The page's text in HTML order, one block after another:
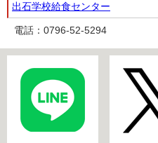
出石学校給食センター
電話：0796-52-5294